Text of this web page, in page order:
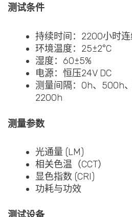
测试条件
持续时间：2200小时
环境温度：25±2°C
湿度：60±5%
电源：恒压24V DC
测量间隔：0h、500h
2200h
测量参数
光通量 (LM)
相关色温（CCT）
显色指数 (CRI)
功耗与功效